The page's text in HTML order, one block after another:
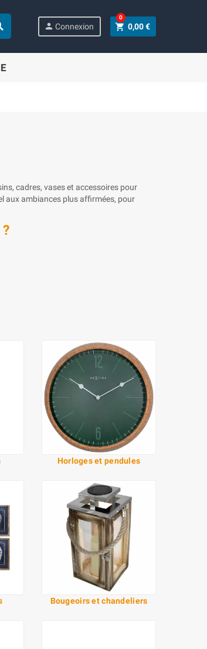
person Connexion shopping_cart 0,00 €
0
cadres, vases et accessoires pour
aux ambiances plus affirmées, pour
Horloges et pendules
Bougeoirs et chandeliers